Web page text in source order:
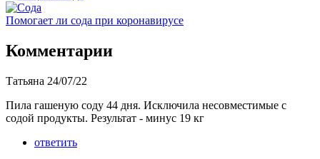
Помогает ли сода при коронавирусе
Комментарии
Татьяна 24/07/22
Пила гашеную соду 44 дня. Исключила несовместимые с
содой продукты. Результат - минус 19 кг
ответить